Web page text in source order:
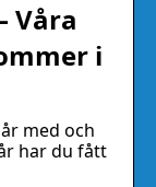
Våra
i
med och
har du fått